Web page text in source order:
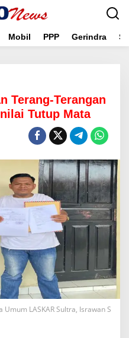
Mobil PPP Gerindra
Terang-Terangan
Tutup Mata
Umum LASKAR Sultra, Israwan S